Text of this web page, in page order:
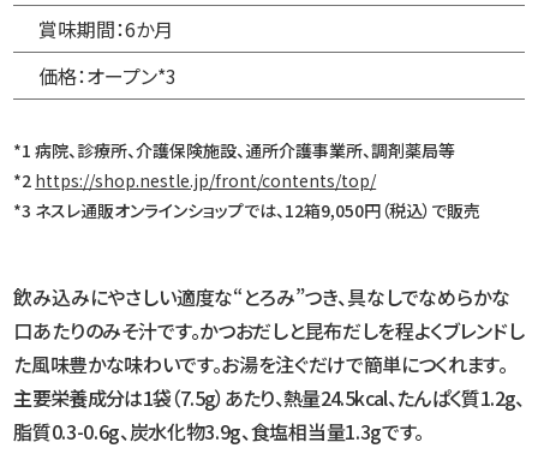
賞味期間：6か月
価格：オープン*3
*1 病院、診療所、介護保険施設、通所介護事業所、調剤薬局等
*2 https://shop.nestle.jp/front/contents/top/
*3 ネスレ通販オンラインショップでは、12箱9,050円（税込）で販売
飲み込みにやさしい適度な“とろみ”つき、具なしでなめらかな
口あたりのみそ汁です。かつおだしと昆布だしを程よくブレンドし
た風味豊かな味わいです。お湯を注ぐだけで簡単につくれます。
主要栄養成分は1袋（7.5g）あたり、熱量24.5kcal、たんぱく質1.2g、
脂質0.3-0.6g、炭水化物3.9g、食塩相当量1.3gです。